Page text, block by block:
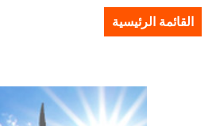
القائمة الرئيسية